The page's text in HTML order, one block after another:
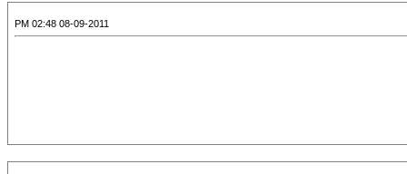
08-09-2011 02:48 PM